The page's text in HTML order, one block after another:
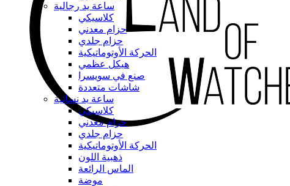
ساعة يد رجالية
كلاسيكي
حزام معدني
حزام جلدي
الحركة الأوتوماتيكية
هيكل عظمي
صنع في سويسرا
شاشات متعددة
ساعة يد نسائية
كلاسيكي
حزام معدني
حزام جلدي
الحركة الأوتوماتيكية
ذهبية اللون
الماس الرائعة
موضة